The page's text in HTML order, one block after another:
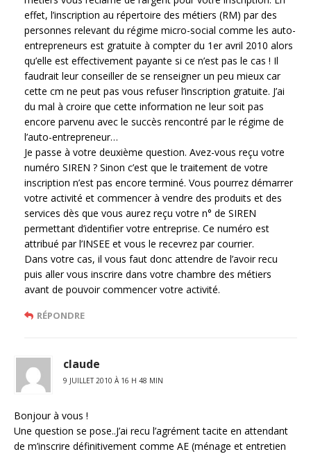
effet, l’inscription au répertoire des métiers (RM) par des
personnes relevant du régime micro-social comme les auto-
entrepreneurs est gratuite à compter du 1er avril 2010 alors
qu’elle est effectivement payante si ce n’est pas le cas ! Il
faudrait leur conseiller de se renseigner un peu mieux car
cette cm ne peut pas vous refuser l’inscription gratuite. J’ai
du mal à croire que cette information ne leur soit pas
encore parvenu avec le succès rencontré par le régime de
l’auto-entrepreneur…
Je passe à votre deuxième question. Avez-vous reçu votre
numéro SIREN ? Sinon c’est que le traitement de votre
inscription n’est pas encore terminé. Vous pourrez démarrer
votre activité et commencer à vendre des produits et des
services dès que vous aurez reçu votre n° de SIREN
permettant d’identifier votre entreprise. Ce numéro est
attribué par l’INSEE et vous le recevrez par courrier.
Dans votre cas, il vous faut donc attendre de l’avoir recu
puis aller vous inscrire dans votre chambre des métiers
avant de pouvoir commencer votre activité.
RÉPONDRE
claude
9 JUILLET 2010 À 16 H 48 MIN
Bonjour à vous !
Une question se pose..J’ai recu l’agrément tacite en attendant
de m’inscrire définitivement comme AE (ménage et entretien